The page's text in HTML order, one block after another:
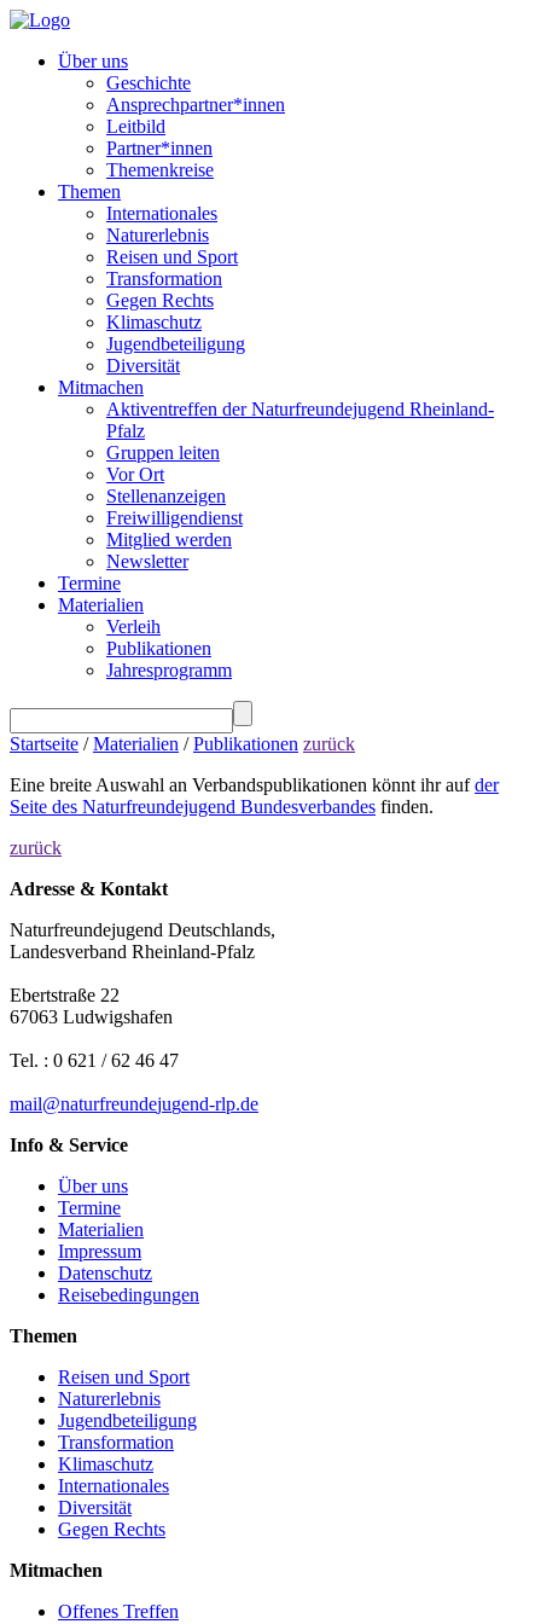
Über uns
Geschichte
Ansprechpartner*innen
Leitbild
Partner*innen
Themenkreise
Themen
Internationales
Naturerlebnis
Reisen und Sport
Transformation
Gegen Rechts
Klimaschutz
Jugendbeteiligung
Diversität
Mitmachen
Aktiventreffen der Naturfreundejugend Rheinland-
Pfalz
Gruppen leiten
Vor Ort
Stellenanzeigen
Freiwilligendienst
Mitglied werden
Newsletter
Termine
Materialien
Verleih
Publikationen
Jahresprogramm
Startseite /Materialien /Publikationen zurück
Eine breite Auswahl an Verbandspublikationen könnt ihr aufder
Seite des Naturfreundejugend Bundesverbandes finden.
zurück
Adresse & Kontakt
Naturfreundejugend Deutschlands,
Landesverband Rheinland-Pfalz
Ebertstraße 22
67063 Ludwigshafen
Tel. : 0 621 / 62 46 47
mail@naturfreundejugend-rlp.de
Info & Service
Über uns
Termine
Materialien
Impressum
Datenschutz
Reisebedingungen
Themen
Reisen und Sport
Naturerlebnis
Jugendbeteiligung
Transformation
Klimaschutz
Internationales
Diversität
Gegen Rechts
Mitmachen
Offenes Treffen